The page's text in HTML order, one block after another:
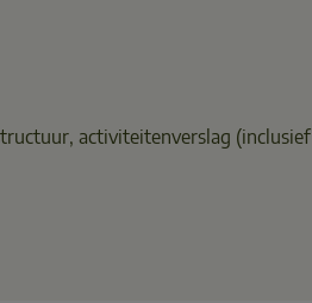
activiteitenverslag (inclusief